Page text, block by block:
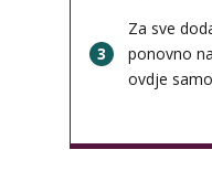
3
Za sve
ponovno
ovdje